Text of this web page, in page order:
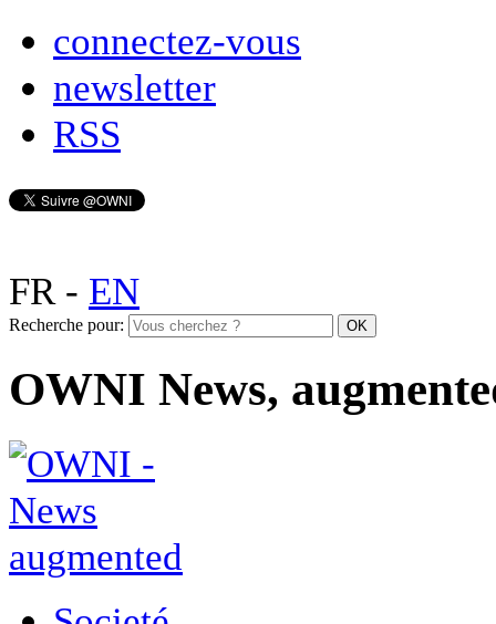
connectez-vous
newsletter
RSS
FR- EN
Recherche pour:
OWNI News,